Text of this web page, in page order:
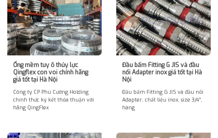
Ống mềm tuy ô thủy lực
Qingflex con voi chính hãng
giá tốt tại Hà Nội
Công ty CP Phú Cường Holding
chính thức ký kết thỏa thuận với
hãng QingFlex
Đầu bấm Fitting G JIS và đầu
nối Adapter inox giá tốt tại Hà
Nội
Đầu bấm Fitting G JIS và đầu nối
Adapter, chất liệu inox, size 3/4″,
hàng